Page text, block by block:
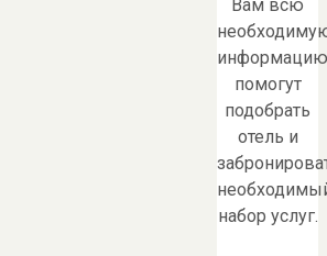
Вам всю
помогут
подобрать
отель и
набор услуг.